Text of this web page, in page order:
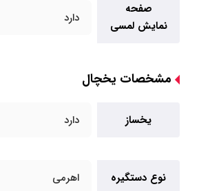
صفحه
نمایش لمسی
دارد
مشخصات یخچال
یخساز دارد
نوع دستگیره اهرمی